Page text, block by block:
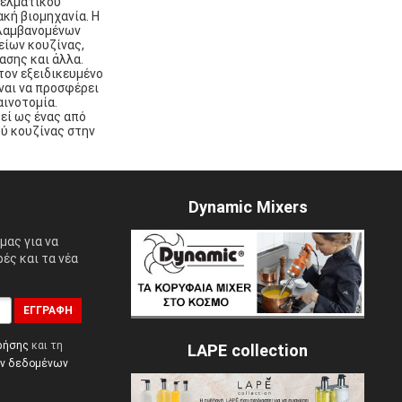
βιομηχανία. Η
κουζίνας,
και άλλα.
εξειδικευμένο
να προσφέρει
ως ένας από
κουζίνας στην
για να
και τα νέα
ΕΓΓΡΑΦΉ
και τη
δεδομένων
Dynamic Mixers
LAPE collection